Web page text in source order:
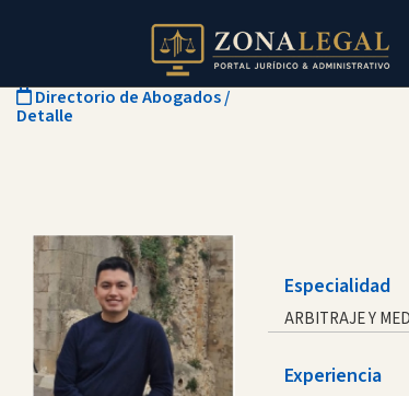
Directorio de Abogados/
Detalle
Especialidad
ARBITRAJE Y
Experiencia